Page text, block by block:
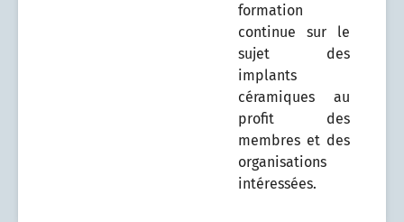
formation
continue sur le
sujet des
implants
céramiques au
profit des
membres et des
organisations
intéressées.